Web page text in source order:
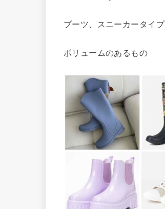
ブーツ、スニーカータイプ
ボリュームのあるもの